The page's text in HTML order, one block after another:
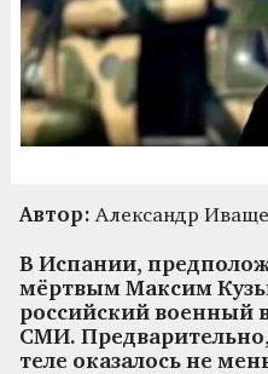
Автор: Александр
В Испании,
мёртвым Максим
российский военный
СМИ.
теле оказалось не